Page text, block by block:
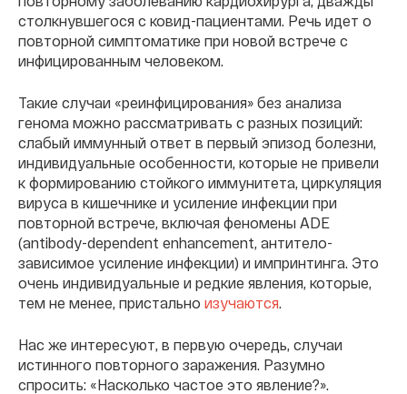
столкнувшегося с ковид-пациентами. Речь идет о
повторной симптоматике при новой встрече с
инфицированным человеком.
Такие случаи «реинфицирования» без анализа
генома можно рассматривать с разных позиций:
слабый иммунный ответ в первый эпизод болезни,
индивидуальные особенности, которые не привели
к формированию стойкого иммунитета, циркуляция
вируса в кишечнике и усиление инфекции при
повторной встрече, включая феномены ADE
(antibody-dependent enhancement, антитело-
зависимое усиление инфекции) и импринтинга. Это
очень индивидуальные и редкие явления, которые,
тем не менее, пристально изучаются.
Нас же интересуют, в первую очередь, случаи
истинного повторного заражения. Разумно
спросить: «Насколько частое это явление?».